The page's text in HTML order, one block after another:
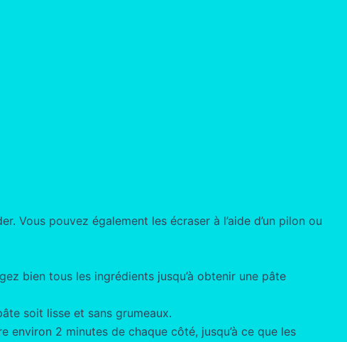
Vous pouvez également les écraser à l’aide d’un pilon ou
bien tous les ingrédients jusqu’à obtenir une pâte
soit lisse et sans grumeaux.
2 minutes de chaque côté, jusqu’à ce que les